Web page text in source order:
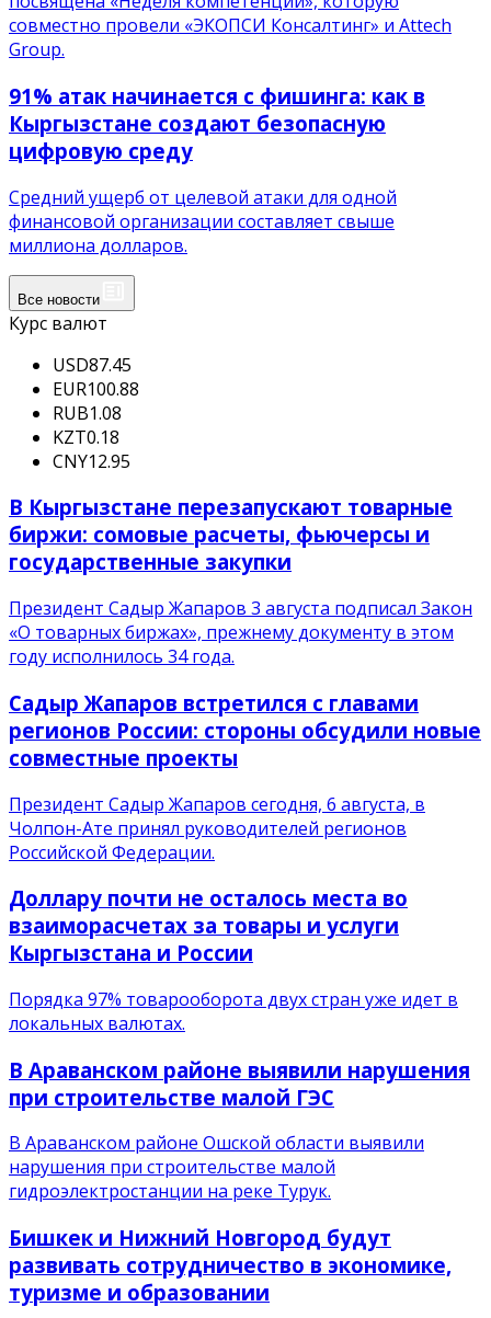
совместно провели «ЭКОПСИ Консалтинг» и Attech
Group.
91% атак начинается с фишинга: как в
Кыргызстане создают безопасную
цифровую среду
Средний ущерб от целевой атаки для одной
финансовой организации составляет свыше
миллиона долларов.
Все новости
Курс валют
USD87.45
EUR100.88
RUB1.08
KZT0.18
CNY12.95
В Кыргызстане перезапускают товарные
биржи: сомовые расчеты, фьючерсы и
государственные закупки
Президент Садыр Жапаров 3 августа подписал Закон
«О товарных биржах», прежнему документу в этом
году исполнилось 34 года.
Садыр Жапаров встретился с главами
регионов России: стороны обсудили новые
совместные проекты
Президент Садыр Жапаров сегодня, 6 августа, в
Чолпон-Ате принял руководителей регионов
Российской Федерации.
Доллару почти не осталось места во
взаиморасчетах за товары и услуги
Кыргызстана и России
Порядка 97% товарооборота двух стран уже идет в
локальных валютах.
В Араванском районе выявили нарушения
при строительстве малой ГЭС
В Араванском районе Ошской области выявили
нарушения при строительстве малой
гидроэлектростанции на реке Турук.
Бишкек и Нижний Новгород будут
развивать сотрудничество в экономике,
туризме и образовании